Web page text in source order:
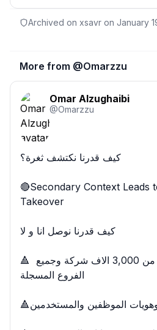
Archived on xsavr on January
More from @Omarzzu
Omar Alzughaibi
@Omarzzu
كيف قدرنا نكتشف ثغرة؟
🔴Secondary Context Leads
Takeover
كيف قدرنا نوصل انا و لا
🔺 تحكم كامل على اكثر من 3,000 الاف شركة وجميع
الفروع المسجلة
🔺جميع بصمات وهويات الموظفين والمستخدمين